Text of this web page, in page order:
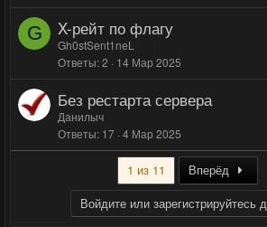
G X-рейт по флагу
Gh0stSent1neL
Ответы 2 14 Мар 2025
Без рестарта сервера
Данилыч
Ответы 17 4 Мар 2025
1 из 11 Вперёд
Войдите или зарегистрируйтесь